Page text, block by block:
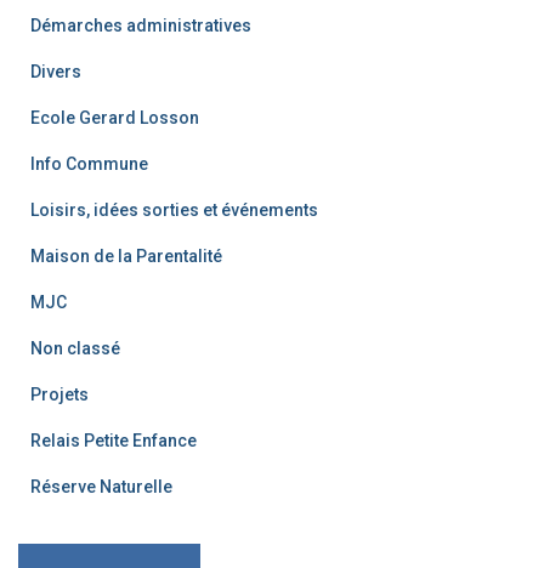
Démarches administratives
Divers
Ecole Gerard Losson
Info Commune
Loisirs, idées sorties et événements
Maison de la Parentalité
MJC
Non classé
Projets
Relais Petite Enfance
Réserve Naturelle